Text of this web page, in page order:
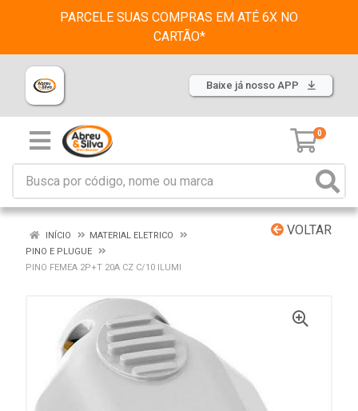
PARCELE SUAS COMPRAS EM ATÉ 6X NO
CARTÃO*
Baixe já nosso APP
0
VOLTAR
INÍCIO
MATERIAL ELETRICO
PINO E PLUGUE
PINO FEMEA 2P+T 20A CZ C/10 ILUMI